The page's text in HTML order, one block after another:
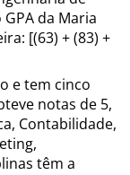
da Maria
[(63) + (83) +
e tem cinco
notas de 5,
Contabilidade,
têm a